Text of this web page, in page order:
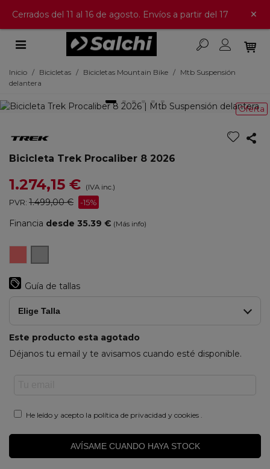
Cerrados del 11 al 16 de agosto. Envíos a partir del 17 ×
Inicio / Bicicletas / Bicicletas Mountain Bike / Mtb Suspensión
delantera
Oferta
Bicicleta Trek Procaliber 8 2026
1.274,15 € (IVA inc.)
PVR: 1.499,00 € -15%
Financia desde 35.39 € (Más info)
Red Mercury/Lithium
Guía de tallas
Elige Talla
Este producto esta agotado
Déjanos tu email y te avisamos cuando esté disponible.
He leído y acepto la política de privacidad y cookies .
AVÍSAME CUANDO HAYA STOCK